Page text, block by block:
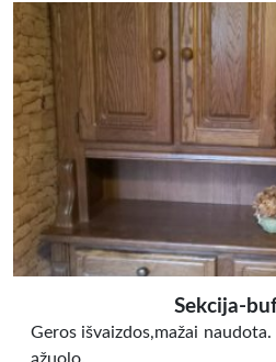
Sekcija-
Geros išvaizdos,mažai